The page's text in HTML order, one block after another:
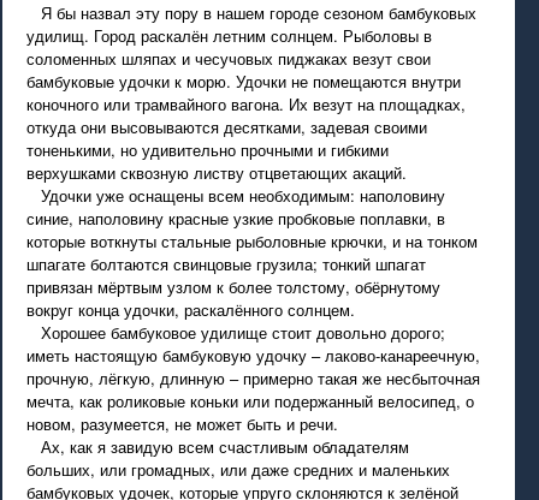
Я бы назвал эту пору в нашем городе сезоном бамбуковых
удилищ. Город раскалён летним солнцем. Рыболовы в
соломенных шляпах и чесучовых пиджаках везут свои
бамбуковые удочки к морю. Удочки не помещаются внутри
коночного или трамвайного вагона. Их везут на площадках,
откуда они высовываются десятками, задевая своими
тоненькими, но удивительно прочными и гибкими
верхушками сквозную листву отцветающих акаций.
Удочки уже оснащены всем необходимым: наполовину
синие, наполовину красные узкие пробковые поплавки, в
которые воткнуты стальные рыболовные крючки, и на тонком
шпагате болтаются свинцовые грузила; тонкий шпагат
привязан мёртвым узлом к более толстому, обёрнутому
вокруг конца удочки, раскалённого солнцем.
Хорошее бамбуковое удилище стоит довольно дорого;
иметь настоящую бамбуковую удочку – лаково-канареечную,
прочную, лёгкую, длинную – примерно такая же несбыточная
мечта, как роликовые коньки или подержанный велосипед, о
новом, разумеется, не может быть и речи.
Ах, как я завидую всем счастливым обладателям
больших, или громадных, или даже средних и маленьких
бамбуковых удочек, которые упруго склоняются к зелёной